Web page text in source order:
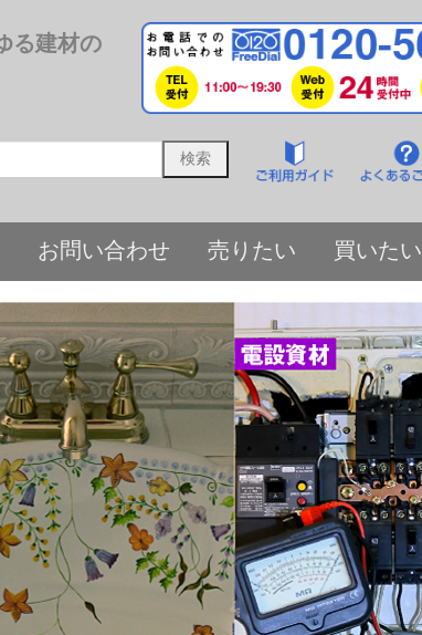
る建材の
お問い合わせ 売りたい 買いたい